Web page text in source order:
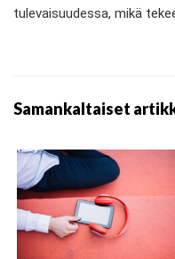
tulevaisuudessa, mikä
Samankaltaiset